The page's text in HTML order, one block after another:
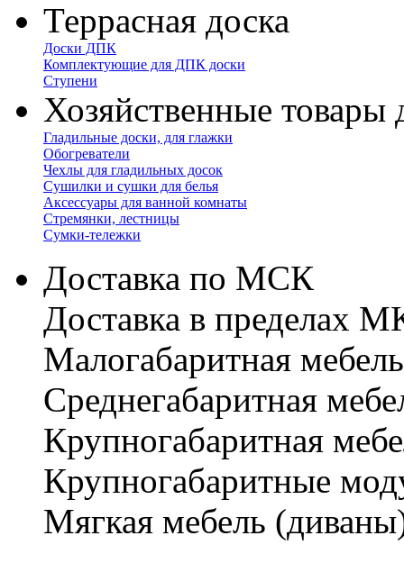
Террасная доска
Доски ДПК
Комплектующие для ДПК доски
Ступени
Хозяйственные товары
Гладильные доски, для глажки
Обогреватели
Чехлы для гладильных досок
Сушилки и сушки для белья
Аксессуары для ванной комнаты
Стремянки, лестницы
Сумки-тележки
Доставка по МСК
Доставка в пределах
Малогабаритная
Cреднегабаритная
Крупногабаритная
Крупногабаритные
Мягкая мебель